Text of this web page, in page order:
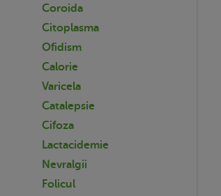
Coroida
Citoplasma
Ofidism
Calorie
Varicela
Catalepsie
Cifoza
Lactacidemie
Nevralgii
Folicul